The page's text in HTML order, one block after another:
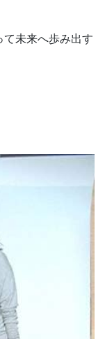
未来へ歩み出す